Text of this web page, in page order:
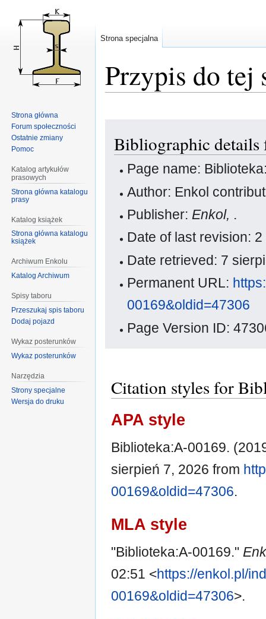
Przypis do tej
nawigacji
wyszukiwania
Bibliographic
Page name:
Author: Enkol
Publisher: Enkol, .
Date of last revision:
Date retrieved: 7
Permanent URL:
00169&oldid=47306
Page Version ID:
Citation styles for
APA style
Biblioteka:A-00169.
sierpień 7, 2026 from
00169&oldid=47306.
MLA style
"Biblioteka:A-00169."
02:51 <https://enkol.pl/
00169&oldid=47306>.
Strona specjalna
Strona główna
Forum społeczności
Ostatnie zmiany
Pomoc
Katalog artykułów
prasowych
Strona główna katalogu
prasy
Katalog książek
Strona główna katalogu
książek
Archiwum Enkolu
Katalog Archiwum
Spisy taboru
Przeszukaj spis taboru
Dodaj pojazd
Wykaz posterunków
Wykaz posterunków
Narzędzia
Strony specjalne
Wersja do druku